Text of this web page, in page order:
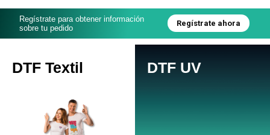
Regístrate para obtener información
sobre tu pedido
Regístrate ahora
DTF Textil DTF UV